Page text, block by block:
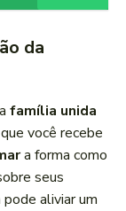
da
família unida
você recebe
a forma como
seus
aliviar um